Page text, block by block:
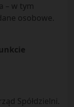
– w tym
osobowe.
Spółdzielni.